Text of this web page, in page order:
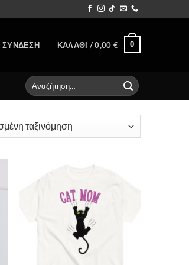
ΣΎΝΔΕΣΗ ΚΑΛΆΘΙ /0,00 € 0
Αναζήτηση
για:
Πρόσθήκη
στην λίστα